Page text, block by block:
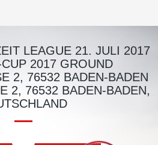
LEAGUE 21. JULI 2017
2017 GROUND
2, 76532 BADEN-BADEN L
76532 BADEN-BADEN, DE